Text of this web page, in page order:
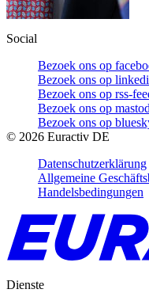
Social
Bezoek ons op
Bezoek ons op
Bezoek ons op rss-
Bezoek ons op
Bezoek ons op
© 2026 Euractiv DE
Datenschutzerklärung
Allgemeine
Handelsbedingungen
Dienste